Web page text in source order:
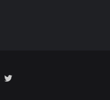
Twitter